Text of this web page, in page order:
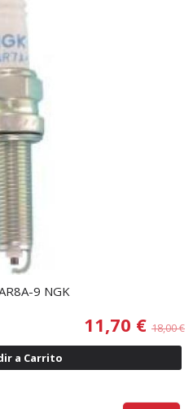
9 NGK
11,70 € 18,00 €
a Carrito